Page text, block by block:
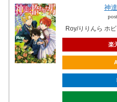
神
Roy/りりんら ホ
楽